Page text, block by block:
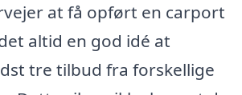
at få opført en carport
altid en god idé at
tre tilbud fra forskellige